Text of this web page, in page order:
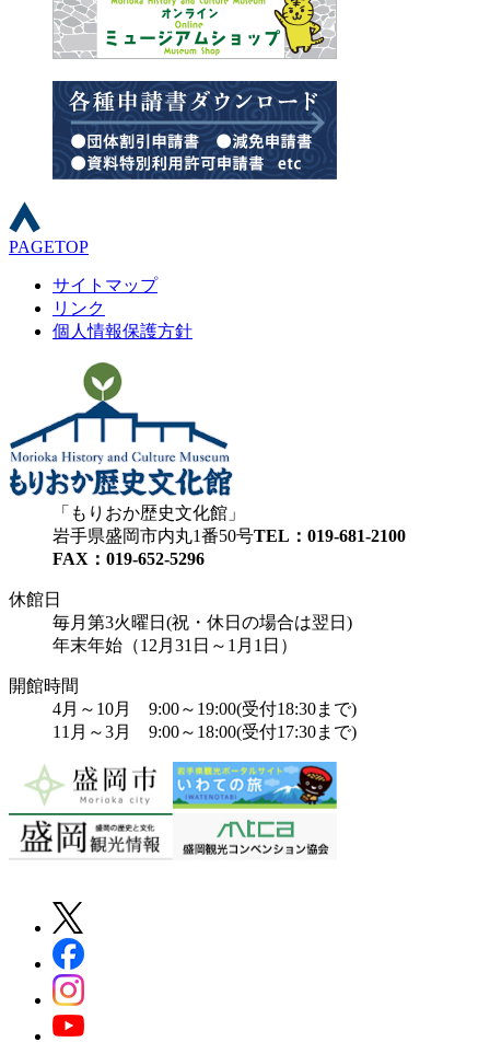
PAGETOP
サイトマップ
リンク
個人情報保護方針
もりおか歴史文化館
岩手県盛岡市内丸1番50号TEL：019-681-2100
FAX：019-652-5296
休館日
毎月第3火曜日(祝・休日の場合は翌日)
年末年始（12月31日～1月1日）
開館時間
4月～10月 9:00～19:00(受付18:30まで)
11月～3月 9:00～18:00(受付17:30まで)